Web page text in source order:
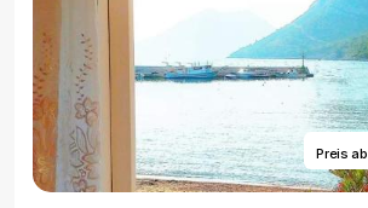
Preis ab